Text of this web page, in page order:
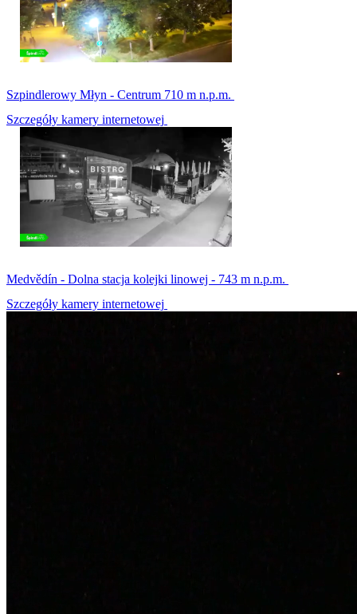
Szpindlerowy Młyn - Centrum 710 m n.p.m.
Szczegóły kamery internetowej
Medvědín - Dolna stacja kolejki linowej - 743 m n.p.m.
Szczegóły kamery internetowej